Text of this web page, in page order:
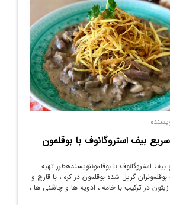
بیف استروگانوف با بوقلمون
استروگانوف با بوقلموننویسندهطرز تهیه
گریل شده بوقلمون در کره ، با قارچ و
در ترکیب با خامه ، ادویه ها و چاشنی ها ،
...